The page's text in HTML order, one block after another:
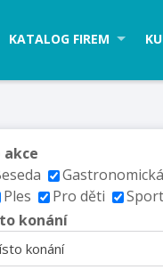
KATALOG FIREM
akce
Ples Pro děti
konání